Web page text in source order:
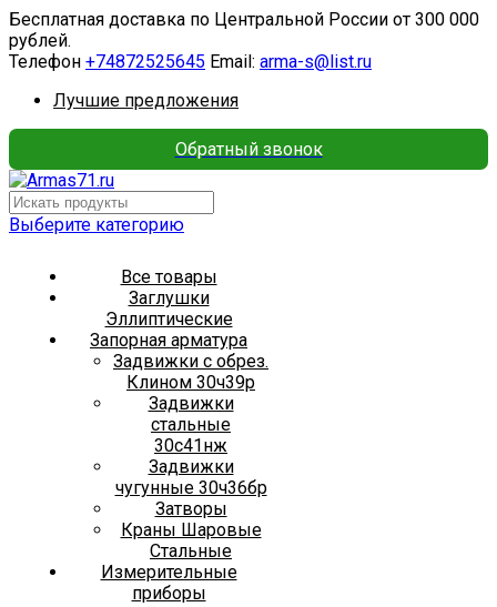
Бесплатная доставка по Центральной России от 300 000
рублей.
Телефон +74872525645 Email: arma-s@list.ru
Лучшие предложения
Обратный звонок
Выберите категорию
Все товары
Заглушки
Эллиптические
Запорная арматура
Задвижки с обрез.
Клином 30ч39р
Задвижки
стальные
30с41нж
Задвижки
чугунные 30ч36бр
Затворы
Краны Шаровые
Стальные
Измерительные
приборы